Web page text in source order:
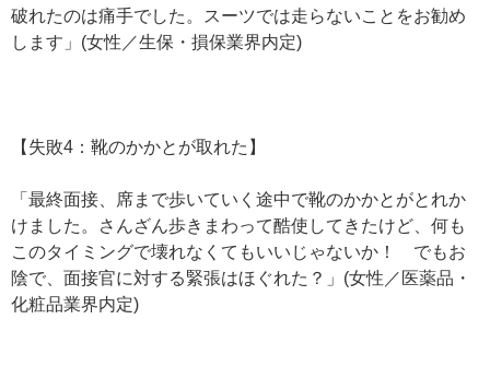
破れたのは痛手でした。スーツでは走らないことをお勧め
します」(女性／生保・損保業界内定)
【失敗4：靴のかかとが取れた】
「最終面接、席まで歩いていく途中で靴のかかとがとれか
けました。さんざん歩きまわって酷使してきたけど、何も
このタイミングで壊れなくてもいいじゃないか！ でもお
陰で、面接官に対する緊張はほぐれた？」(女性／医薬品・
化粧品業界内定)